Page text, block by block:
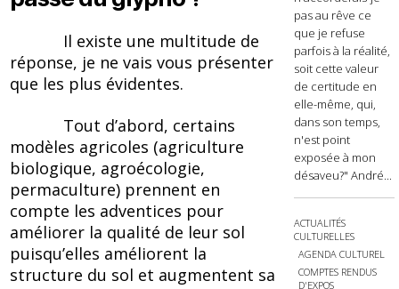
Il existe une multitude de
réponse, je ne vais vous présenter
que les plus évidentes.
Tout d’abord, certains
modèles agricoles (agriculture
biologique, agroécologie,
permaculture) prennent en
compte les adventices pour
améliorer la qualité de leur sol
puisqu’elles améliorent la
structure du sol et augmentent sa
pas au rêve ce
que je refuse
parfois à la réalité,
soit cette valeur
de certitude en
elle-même, qui,
dans son temps,
n'est point
exposée à mon
désaveu?" André...
ACTUALITÉS
CULTURELLES
AGENDA CULTUREL
COMPTES RENDUS
D'EXPOS